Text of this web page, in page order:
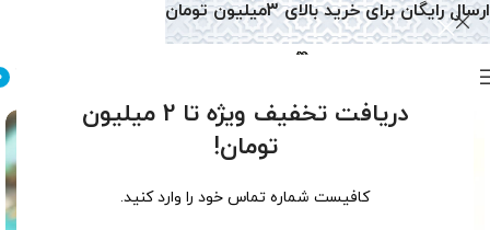
دریافت تخفیف ویژه تا 2 میلیون
تومان!
کافیست شماره تماس خود را وارد کنید.
ارسال رایگان برای خرید بالای 3میلیون تومان